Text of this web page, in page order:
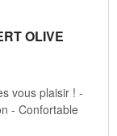
OLIVE
vous plaisir ! -
- Confortable